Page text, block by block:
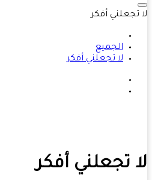
أفكر
الجميع
لا تجعلني أفكر
تجعلني أفكر